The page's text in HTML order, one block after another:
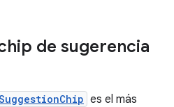
de sugerencia
es el más